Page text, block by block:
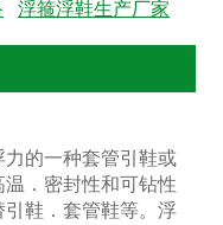
浮箍浮鞋生产厂家
的一种套管引鞋或
．密封性和可钻性
鞋．套管鞋等。浮